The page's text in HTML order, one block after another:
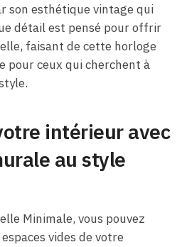
son esthétique vintage qui
détail est pensé pour offrir
faisant de cette horloge
pour ceux qui cherchent à
intérieur avec
au style
Minimale, vous pouvez
vides de votre